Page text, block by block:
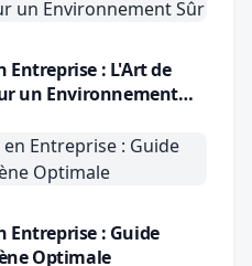
Entreprise : L'Art de
un Environnement
Entreprise : Guide
Optimale